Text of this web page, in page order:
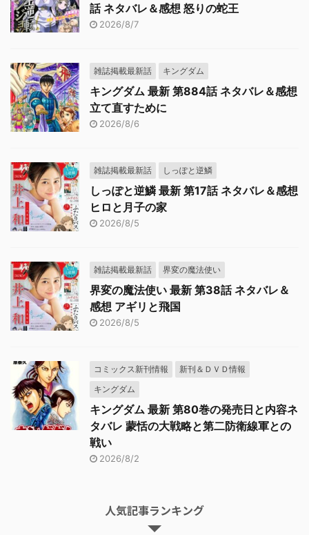
話 ネタバレ＆感想 怒りの蛇王
2026/8/7
雑誌掲載最新話 キングダム
キングダム 最新 第884話 ネタバレ＆感想
立て直すために
2026/8/6
雑誌掲載最新話 しっぽと逆鱗
しっぽと逆鱗 最新 第17話 ネタバレ＆感想
ヒロと月子の家
2026/8/5
雑誌掲載最新話 界変の魔法使い
界変の魔法使い 最新 第38話 ネタバレ＆
感想 アギリと飛国
2026/8/5
コミックス新刊情報
新刊＆ＤＶＤ情報
キングダム
キングダム 最新 第80巻の発売日と内容ネ
タバレ 蒙恬の大戦略と第二防衛線軍との
戦い
2026/8/2
人気記事ランキング